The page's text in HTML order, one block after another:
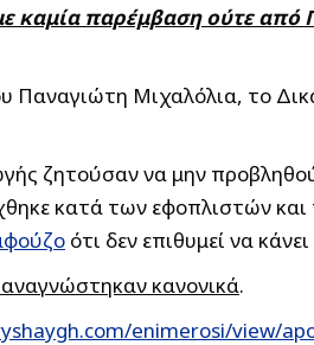
καμία παρέμβαση ούτε
Μιχαλόλια, το
ζητούσαν να μην
κατά των εφοπλιστών
ότι δεν επιθυμεί να
κανονικά.
enimerosi/view/